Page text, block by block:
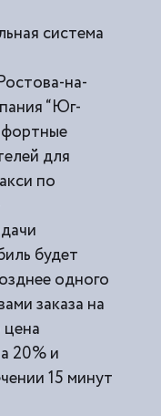
система
на-
“Юг-
для
по
будет
одного
заказа на
цена
20% и
15 минут